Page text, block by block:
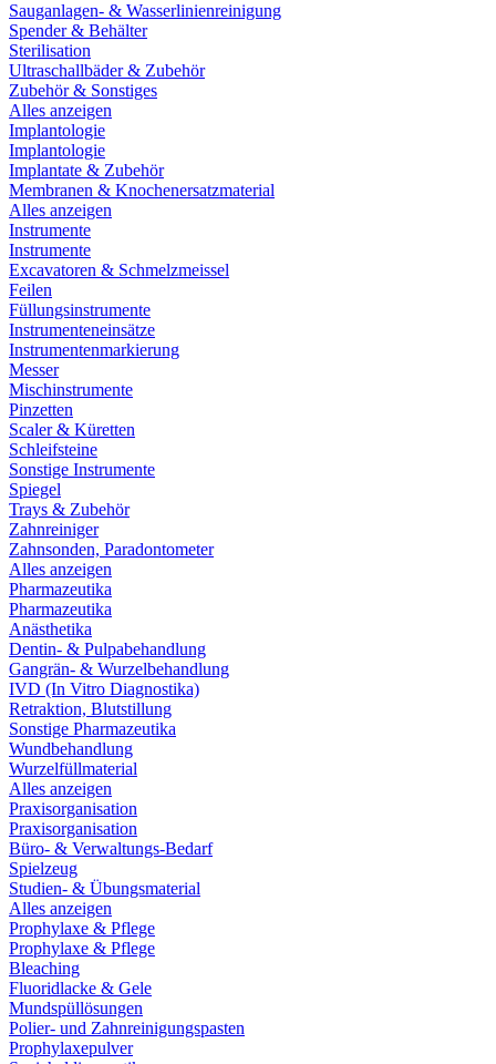
Sauganlagen- & Wasserlinienreinigung
Spender & Behälter
Sterilisation
Ultraschallbäder & Zubehör
Zubehör & Sonstiges
Alles anzeigen
Implantologie
Implantologie
Implantate & Zubehör
Membranen & Knochenersatzmaterial
Alles anzeigen
Instrumente
Instrumente
Excavatoren & Schmelzmeissel
Feilen
Füllungsinstrumente
Instrumenteneinsätze
Instrumentenmarkierung
Messer
Mischinstrumente
Pinzetten
Scaler & Küretten
Schleifsteine
Sonstige Instrumente
Spiegel
Trays & Zubehör
Zahnreiniger
Zahnsonden, Paradontometer
Alles anzeigen
Pharmazeutika
Pharmazeutika
Anästhetika
Dentin- & Pulpabehandlung
Gangrän- & Wurzelbehandlung
IVD (In Vitro Diagnostika)
Retraktion, Blutstillung
Sonstige Pharmazeutika
Wundbehandlung
Wurzelfüllmaterial
Alles anzeigen
Praxisorganisation
Praxisorganisation
Büro- & Verwaltungs-Bedarf
Spielzeug
Studien- & Übungsmaterial
Alles anzeigen
Prophylaxe & Pflege
Prophylaxe & Pflege
Bleaching
Fluoridlacke & Gele
Mundspüllösungen
Polier- und Zahnreinigungspasten
Prophylaxepulver